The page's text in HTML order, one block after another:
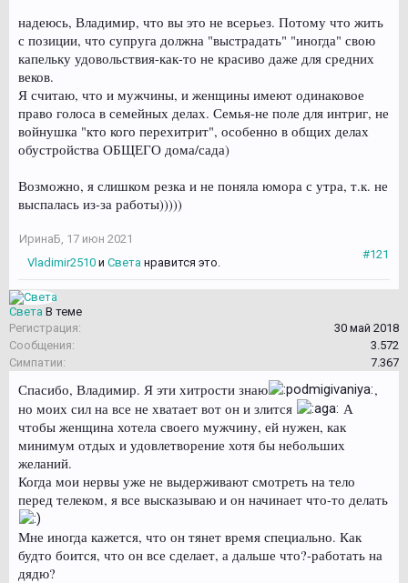
надеюсь, Владимир, что вы это не всерьез. Потому что жить
с позиции, что супруга должна "выстрадать" "иногда" свою
капельку удовольствия-как-то не красиво даже для средних
веков.
Я считаю, что и мужчины, и женщины имеют одинаковое
право голоса в семейных делах. Семья-не поле для интриг, не
войнушка "кто кого перехитрит", особенно в общих делах
обустройства ОБЩЕГО дома/сада)
Возможно, я слишком резка и не поняла юмора с утра, т.к. не
выспалась из-за работы)))))
ИринаБ 17 июн 2021
#121
Vladimir2510 и Света нравится это.
Света В теме
Регистрация:
30 май 2018
Сообщения:
3.572
Симпатии:
7.367
Спасибо, Владимир. Я эти хитрости знаю
,
но моих сил на все не хватает вот он и злится
А
чтобы женщина хотела своего мужчину, ей нужен, как
минимум отдых и удовлетворение хотя бы небольших
желаний.
Когда мои нервы уже не выдерживают смотреть на тело
перед телеком, я все высказываю и он начинает что-то делать
Мне иногда кажется, что он тянет время специально. Как
будто боится, что он все сделает, а дальше что?-работать на
дядю?